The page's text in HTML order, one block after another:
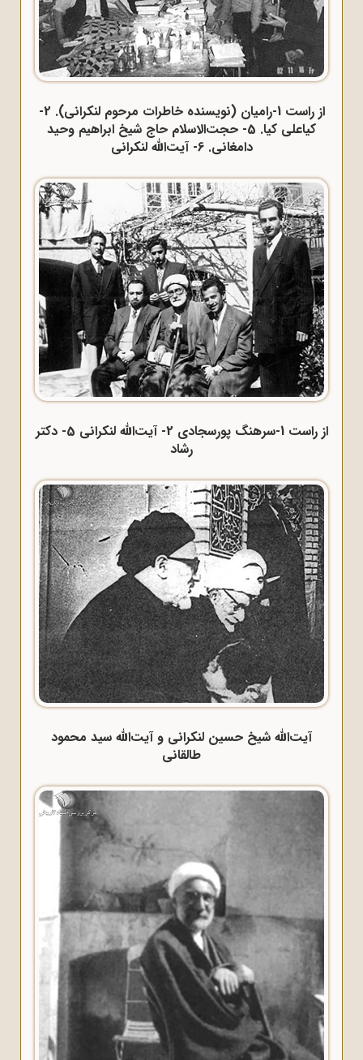
از راست 1-رامیان (نویسنده خاطرات مرحوم لنکرانی). 2-
کیاعلی کیا. 5- حجت‌الاسلام حاج شیخ ابراهیم وحید
دامغانی. 6- آیت‌الله لنکرانی
از راست 1-سرهنگ پورسجادی 2- آیت‌الله لنکرانی 5- دکتر
رشاد
آیت‌الله شیخ حسین لنکرانی و آیت‌الله سید محمود
طالقانی